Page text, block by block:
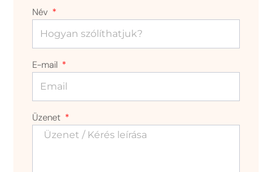
Név
E-mail
Üzenet